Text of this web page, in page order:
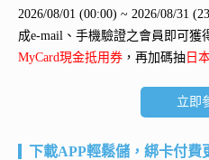
2026/08/01 (00:00) ~ 2026/08/31
成e-mail、手機驗證之會員即可獲
MyCard現金抵用券 ，再加碼抽 日
立即
下載APP輕鬆儲，綁卡付費